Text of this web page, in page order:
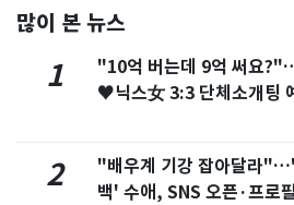
많이 본 뉴스
1
"10억 버는데 9억 써요
♥닉스女 3:3 단체소개팅
2
"배우계 기강 잡아달라
백' 수애, SNS 오픈·프로